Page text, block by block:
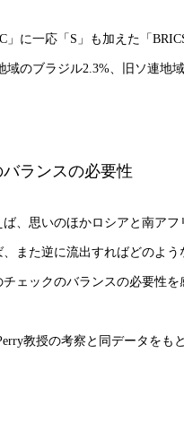
に一応「S」も加えた「
域のブラジル2.3%、旧ソ連
ランスの必要性
、思いのほかロシアと南ア
また逆に流出すればどのよ
ェックのバランスの必要性を
教授の考察と同データをも